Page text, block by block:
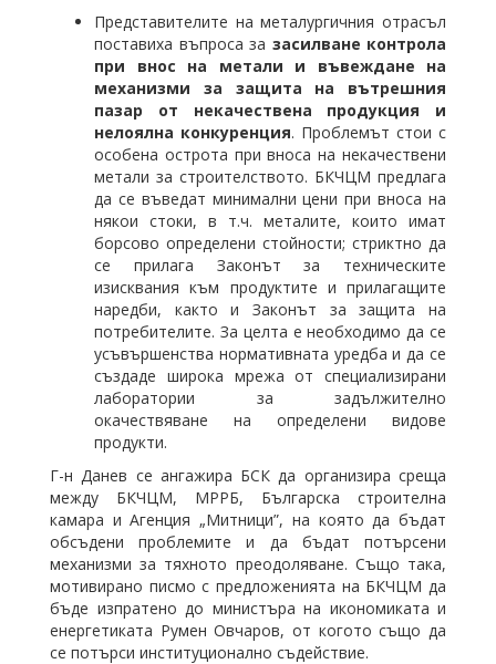
Представителите на металургичния отрасъл
поставиха въпроса за засилване контрола
при внос на метали и въвеждане на
механизми за защита на вътрешния
пазар от некачествена продукция и
нелоялна конкуренция. Проблемът стои с
особена острота при вноса на некачествени
метали за строителството. БКЧЦМ предлага
да се въведат минимални цени при вноса на
някои стоки, в т.ч. металите, които имат
борсово определени стойности; стриктно да
се прилага Законът за техническите
изисквания към продуктите и прилагащите
наредби, както и Законът за защита на
потребителите. За целта е необходимо да се
усъвършенства нормативната уредба и да се
създаде широка мрежа от специализирани
лаборатории за задължително
окачествяване на определени видове
продукти.
Г-н Данев се ангажира БСК да организира среща
между БКЧЦМ, МРРБ, Българска строителна
камара и Агенция „Митници”, на която да бъдат
обсъдени проблемите и да бъдат потърсени
механизми за тяхното преодоляване. Също така,
мотивирано писмо с предложенията на БКЧЦМ да
бъде изпратено до министъра на икономиката и
енергетиката Румен Овчаров, от когото също да
се потърси институционално съдействие.